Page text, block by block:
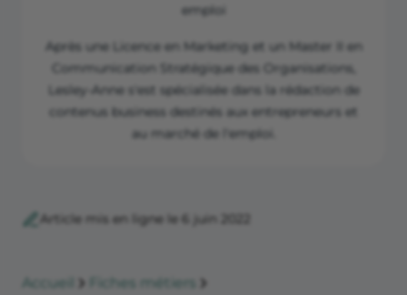
emploi
Après une Licence en Marketing et un Master II en
Communication Stratégique des Organisations,
Lesley-Anne s'est spécialisée dans la rédaction de
contenus business destinés aux entrepreneurs et
au marché de l'emploi.
Article mis en ligne le 6 juin 2022
Accueil
Fiches métiers